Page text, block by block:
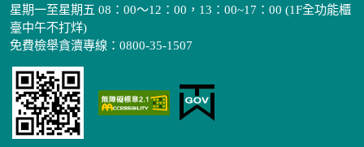
星期一至星期五 08：00～12：00，13：00~17：00 (1F全功能櫃
臺中午不打烊)
免費檢舉貪瀆專線：0800-35-1507